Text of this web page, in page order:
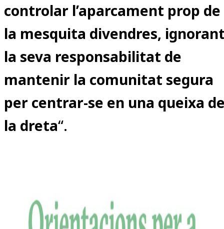
controlar l’aparcament prop de
la mesquita divendres,
la seva responsabilitat de
mantenir la comunitat segura
per centrar-se en una queixa
la dreta“.